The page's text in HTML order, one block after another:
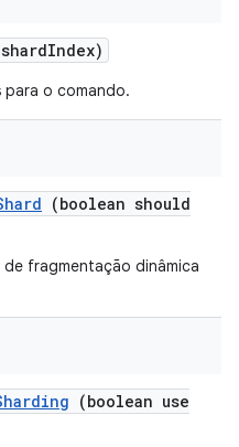
Index)
o comando.
(boolean should
fragmentação dinâmica
(boolean use